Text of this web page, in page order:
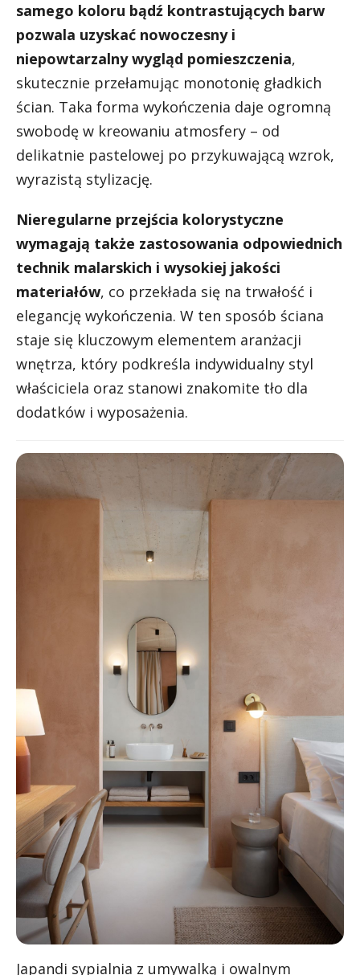
samego koloru bądź kontrastujących barw
pozwala uzyskać nowoczesny i
niepowtarzalny wygląd pomieszczenia,
skutecznie przełamując monotonię gładkich
ścian. Taka forma wykończenia daje ogromną
swobodę w kreowaniu atmosfery – od
delikatnie pastelowej po przykuwającą wzrok,
wyrazistą stylizację.
Nieregularne przejścia kolorystyczne
wymagają także zastosowania odpowiednich
technik malarskich i wysokiej jakości
materiałów, co przekłada się na trwałość i
elegancję wykończenia. W ten sposób ściana
staje się kluczowym elementem aranżacji
wnętrza, który podkreśla indywidualny styl
właściciela oraz stanowi znakomite tło dla
dodatków i wyposażenia.
Japandi sypialnia z umywalką i owalnym